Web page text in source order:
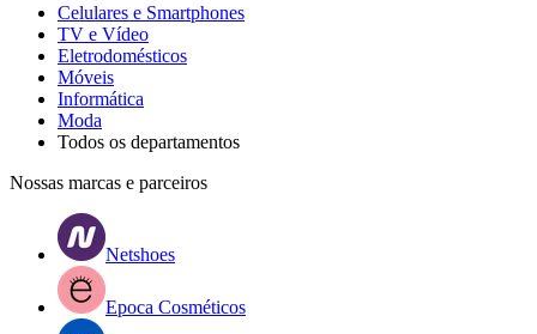
Celulares e Smartphones
TV e Vídeo
Eletrodomésticos
Móveis
Informática
Moda
Todos os departamentos
Nossas marcas e parceiros
Netshoes
Epoca Cosméticos